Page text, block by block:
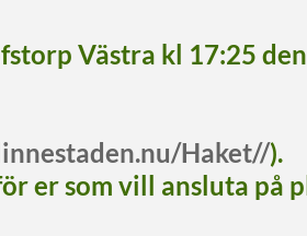
Västra kl 17:25
Haket//).
er som vill ansluta på